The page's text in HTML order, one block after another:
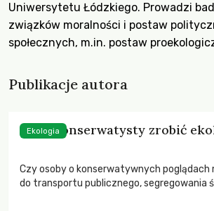
Uniwersytetu Łódzkiego. Prowadzi
związków moralności i postaw
społecznych, m.in. postaw
Publikacje autora
Jak z konserwatysty zrobić
Czy osoby o konserwatywnych poglądach
do transportu publicznego, segregowania
Ekologia